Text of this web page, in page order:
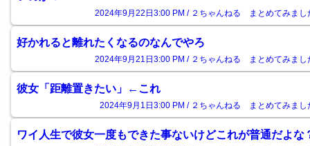
2024年9月22日3:00 PM / ２ちゃんねる まとめてみまし
好かれると離れたくなるのなんでやろ
2024年9月21日3:00 PM / ２ちゃんねる まとめてみまし
彼女「距離置きたい」←これ
2024年9月1日3:00 PM / ２ちゃんねる まとめてみまし
ワイ人生で彼女一度もできた事ないけどこれが普通だよな